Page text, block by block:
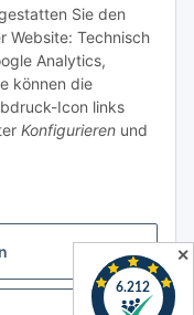
Sie den
Website: Technisch
Analytics,
können die
Icon links
Konfigurieren und
✕